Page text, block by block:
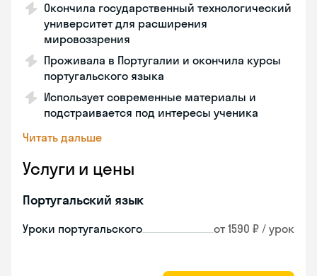
Окончила государственный технологический
университет для расширения
мировоззрения
Проживала в Португалии и окончила курсы
португальского языка
Использует современные материалы и
подстраивается под интересы ученика
Читать дальше
Услуги и цены
Португальский язык
Уроки португальского от 1590 ₽ / урок